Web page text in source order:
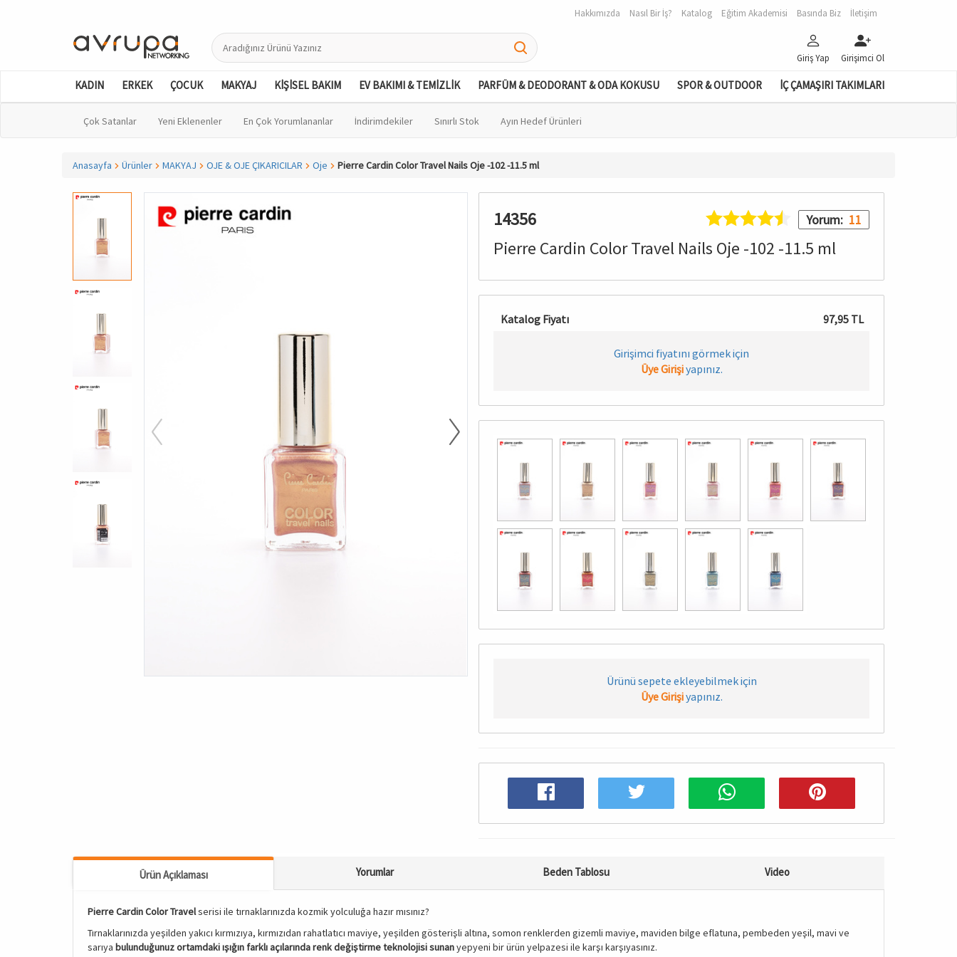
Hakkımızda Nasıl Bir İş? Katalog Eğitim Akademisi Basında Biz İletişim
Giriş Yap Girişimci Ol
KADIN ERKEK ÇOCUK MAKYAJ KİŞİSEL BAKIM EV BAKIMI & TEMİZLİK PARFÜM & DEODORANT & ODA KOKUSU SPOR & OUTDOOR İÇ ÇAMAŞIRI TAKIMLARI
Çok Satanlar Yeni Eklenenler En Çok Yorumlananlar İndirimdekiler Sınırlı Stok Ayın Hedef Ürünleri
Anasayfa Ürünler MAKYAJ OJE & OJE ÇIKARICILAR Oje Pierre Cardin Color Travel Nails Oje -102 -11.5 ml
14356 Yorum: 11
Pierre Cardin Color Travel Nails Oje -102 -11.5 ml
Katalog Fiyatı 97,95 TL
Girişimci fiyatını görmek için
Üye Girişiyapınız.
Ürünü sepete ekleyebilmek için
Üye Girişiyapınız.
Ürün Açıklaması Yorumlar Beden Tablosu Video
Pierre Cardin Color Travelserisi ile tırnaklarınızda kozmik yolculuğa hazır mısınız?
Tırnaklarınızda yeşilden yakıcı kırmızıya, kırmızıdan rahatlatıcı maviye, yeşilden gösterişli altına, somon renklerden gizemli maviye, maviden bilge eflatuna, pembeden yeşil, mavi ve
sarıya bulunduğunuz ortamdaki ışığın farklı açılarında renk değiştirme teknolojisi sunanyepyeni bir ürün yelpazesi ile karşı karşıyasınız.